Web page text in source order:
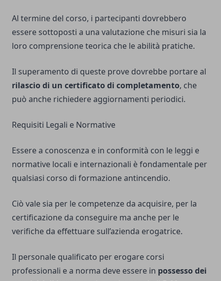
Al termine del corso, i partecipanti dovrebbero
essere sottoposti a una valutazione che misuri sia la
loro comprensione teorica che le abilità pratiche.
Il superamento di queste prove dovrebbe portare al
rilascio di un certificato di completamento, che
può anche richiedere aggiornamenti periodici.
Requisiti Legali e Normative
Essere a conoscenza e in conformità con le leggi e
normative locali e internazionali è fondamentale per
qualsiasi corso di formazione antincendio.
Ciò vale sia per le competenze da acquisire, per la
certificazione da conseguire ma anche per le
verifiche da effettuare sull’azienda erogatrice.
Il personale qualificato per erogare corsi
professionali e a norma deve essere in possesso dei